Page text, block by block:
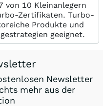
von 10 Kleinanlegern
Zertifikaten. Turbo-
Produkte und
geeignet.
Newsletter
mehr aus der